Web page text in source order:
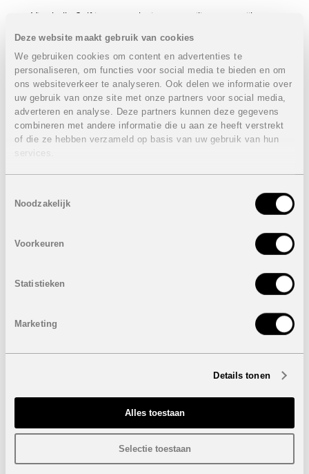
Deze website maakt gebruik van cookies
We gebruiken cookies om content en advertenties te
personaliseren, om functies voor social media te bieden en om
ons websiteverkeer te analyseren. Ook delen we informatie over
uw gebruik van onze site met onze partners voor social media,
adverteren en analyse. Deze partners kunnen deze gegevens
combineren met andere informatie die u aan ze heeft verstrekt
of die ze hebben verzameld op basis van uw gebruik van hun
services.
Noodzakelijk
Voorkeuren
Statistieken
Marketing
Details tonen
Alles toestaan
Selectie toestaan
Vistabella Golf is een exclusieve en veilige woonwijk met
supermarkten, restaurants, sportfaciliteiten en een
prachtig aangelegde 18-holes golfbaan.
De regio biedt uitstekende verbindingen naar de
stranden van Orihuela Costa en populaire steden zoals
Torrevieja en Alicante. Bovendien ligt de luchthaven van
Alicante op slechts 40 minuten rijden, waardoor deze
locatie perfect bereikbaar is.
Eigenschappen geschakelde woningen:
3 Slaapkamers
Bebouwde oppervlakte: 96 m²
Pre-installatie airconditioning
Doucheschermen
Elektrische toestellen
Onder voorbehoud van eventuele prijswijzigingen.